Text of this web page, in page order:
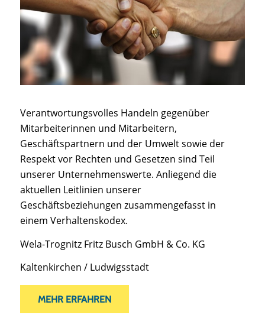
Verantwortungsvolles Handeln gegenüber
Mitarbeiterinnen und Mitarbeitern,
Geschäftspartnern und der Umwelt sowie der
Respekt vor Rechten und Gesetzen sind Teil
unserer Unternehmenswerte. Anliegend die
aktuellen Leitlinien unserer
Geschäftsbeziehungen zusammengefasst in
einem Verhaltenskodex.
Wela-Trognitz Fritz Busch GmbH & Co. KG
Kaltenkirchen / Ludwigsstadt
MEHR ERFAHREN